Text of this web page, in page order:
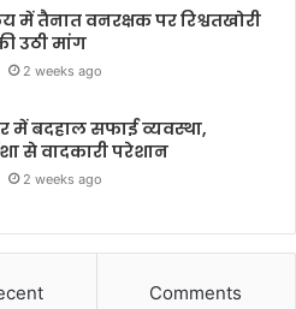
में तैनात वनरक्षक पर रिश्वतखोरी
उठी मांग
2 weeks ago
में बदहाल सफाई व्यवस्था,
से वादकारी परेशान
2 weeks ago
Comments